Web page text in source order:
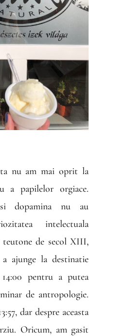
nu am mai oprit la
a papilelor orgiace.
si dopamina nu au
intelectuala
de secol XIII,
ajunge la destinatie
pentru a putea
de antropologie.
dar despre aceasta
Oricum, am gasit